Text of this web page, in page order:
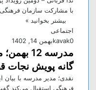
با مشارکت سازمان
بیشتر بخوانید »
اجتماعی
kavakبهمن 14, 1402 0
گانه پویش نجات
نقدی؛ مدیر مدرسه با بیان
فرهنگی استقبال می‌کند گفت: “مدرسه 12